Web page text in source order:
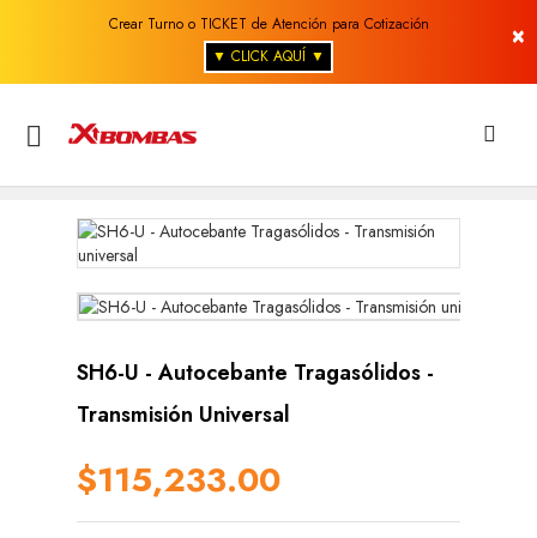
×
Crear Turno o TICKET de Atención para Cotización
▼ CLICK AQUÍ ▼

SH6-U - Autocebante Tragasólidos -
Transmisión Universal
$115,233.00